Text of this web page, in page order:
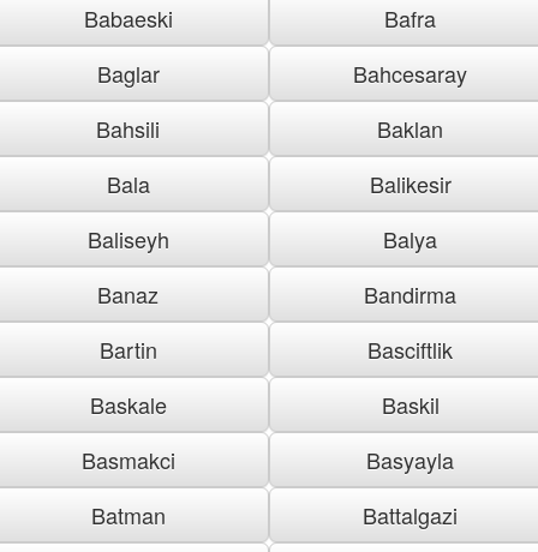
Babaeski
Bafra
Baglar
Bahcesaray
Bahsili
Baklan
Bala
Balikesir
Baliseyh
Balya
Banaz
Bandirma
Bartin
Basciftlik
Baskale
Baskil
Basmakci
Basyayla
Batman
Battalgazi